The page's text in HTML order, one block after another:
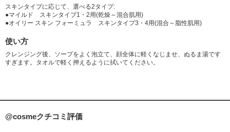
スキンタイプに応じて、選べる2タイプ:
●マイルド スキンタイプ1・2用(乾燥～混合肌用)
●オイリー スキン フォーミュラ スキンタイプ3・4用(混合～脂性肌用)
使い方
クレンジング後、ソープをよく泡立て、顔全体に軽くなじませ、ぬるま湯です
すぎます。タオルで軽く押えるように拭いてください。
@cosmeクチコミ評価